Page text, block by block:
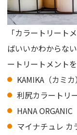
「カラートリート
ばいいかわからな
ートリートメント
KAMIKA（カミカ）
利尻カラートリ
HANA ORGANIC
マイナチュレ カ